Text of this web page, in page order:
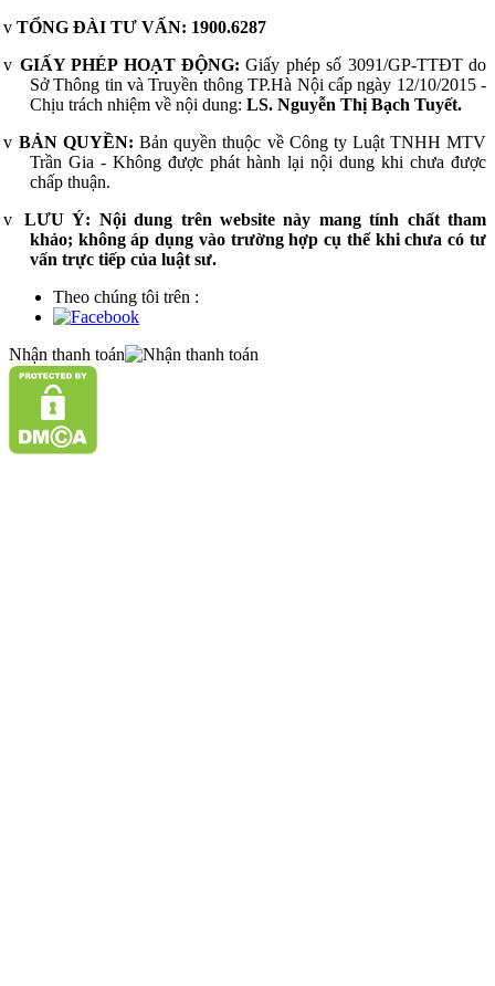
v TỔNG ĐÀI TƯ VẤN: 1900.6287
v GIẤY PHÉP HOẠT ĐỘNG: Giấy phép số 3091/GP-TTĐT do
Sở Thông tin và Truyền thông TP.Hà Nội cấp ngày 12/10/2015 -
Chịu trách nhiệm về nội dung: LS. Nguyễn Thị Bạch Tuyết.
v BẢN QUYỀN: Bản quyền thuộc về Công ty Luật TNHH MTV
Trần Gia - Không được phát hành lại nội dung khi chưa được
chấp thuận.
v
LƯU Ý: Nội dung trên website này mang tính chất tham
khảo; không áp dụng vào trường hợp cụ thể khi chưa có tư
vấn trực tiếp của luật sư.
Theo chúng tôi trên :
Nhận thanh toán